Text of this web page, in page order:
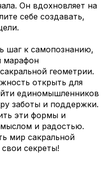
Он вдохновляет на
себе создавать,
шаг к самопознанию,
марафон
геометрии.
открыть для
единомышленников
заботы и поддержки.
эти формы и
и радостью.
мир сакральной
секреты!